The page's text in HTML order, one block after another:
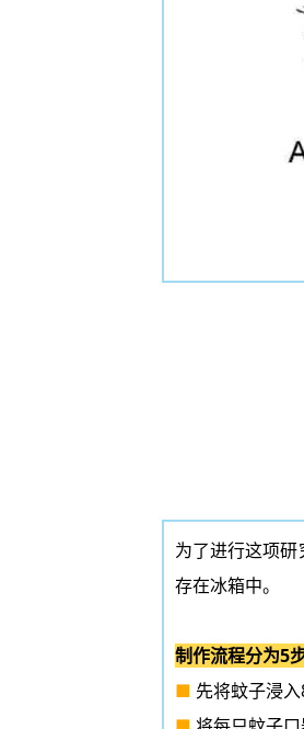
为了进行这项
存在冰箱中。
制作流程分为5
■ 先将蚊子浸入